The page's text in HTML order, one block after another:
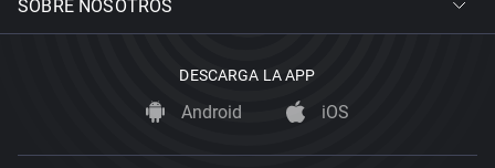
SOBRE NOSOTROS
DESCARGA LA APP
Android iOS